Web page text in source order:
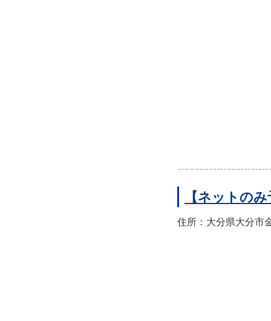
【ネットの
住所：大分県大分市